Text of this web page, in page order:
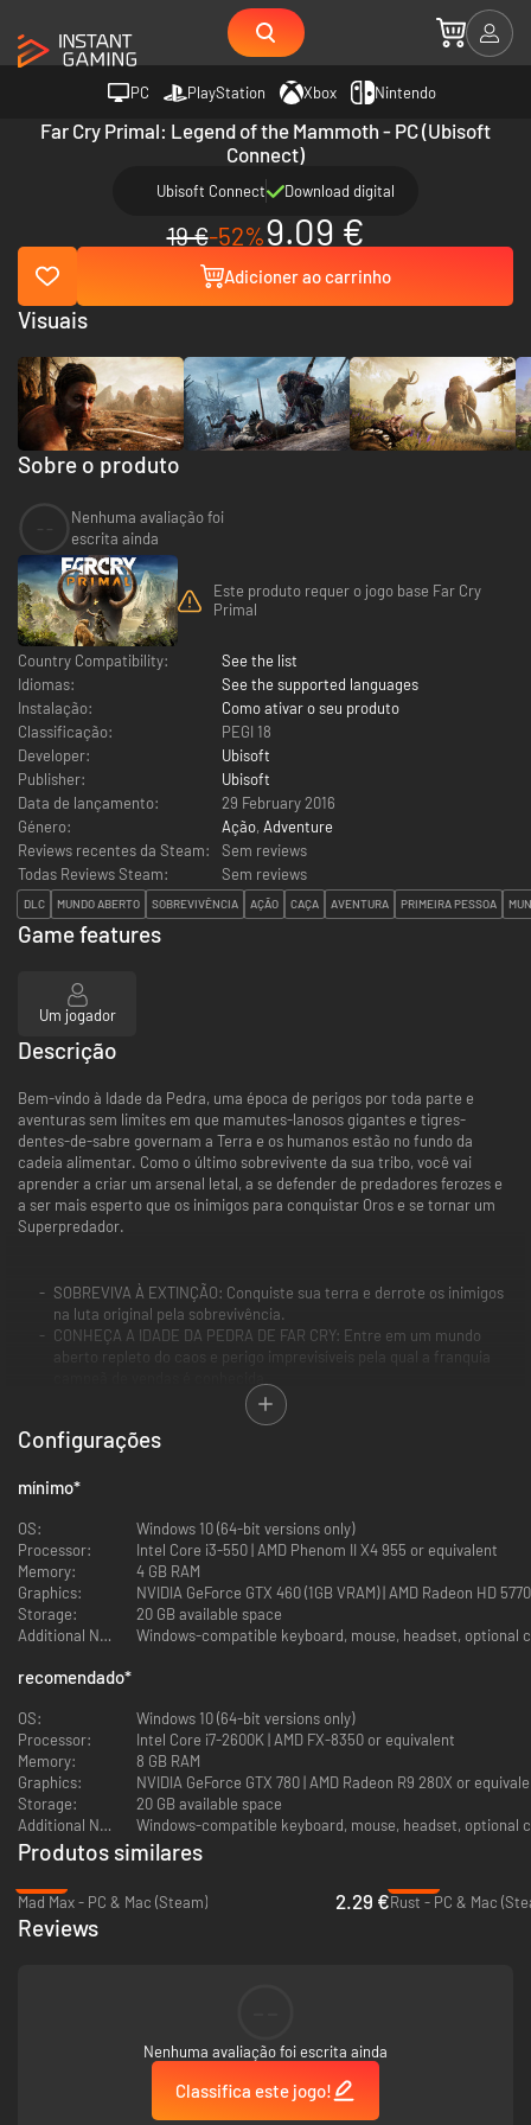
PC PlayStation Xbox Nintendo
Far Cry Primal: Legend of the Mammoth - PC (Ubisoft
Connect)
Ubisoft Connect Download digital
19 €-52%9.09 €
Adicioner ao carrinho
Sobre o produto
Nenhuma avaliação foi
escrita ainda
Este produto requer o jogo base Far Cry
Primal
Country Compatibility:
See the list
Idiomas:
See the supported languages
Instalação:
Como ativar o seu produto
Classificação:
PEGI 18
Developer:
Ubisoft
Publisher:
Ubisoft
Data de lançamento:
29 February 2016
Género:
Ação, Adventure
Reviews recentes da Steam:
Sem reviews
Todas Reviews Steam:
Sem reviews
DLC MUNDO ABERTO SOBREVIVÊNCIA AÇÃO CAÇA AVENTURA PRIMEIRA PESSOA
Visuais
Game features
Um jogador
Descrição
Bem-vindo à Idade da Pedra, uma época de perigos por toda parte e
aventuras sem limites em que mamutes-lanosos gigantes e tigres-
dentes-de-sabre governam a Terra e os humanos estão no fundo da
cadeia alimentar. Como o último sobrevivente da sua tribo, você vai
aprender a criar um arsenal letal, a se defender de predadores ferozes e
a ser mais esperto que os inimigos para conquistar Oros e se tornar um
Superpredador.
SOBREVIVA À EXTINÇÃO: Conquiste sua terra e derrote os inimigos
na luta original pela sobrevivência.
CONHEÇA A IDADE DA PEDRA DE FAR CRY: Entre em um mundo
aberto repleto do caos e perigo imprevisíveis pela qual a franquia
DERROTE FERAS ÉPICAS: Cace predadores perigosos, como o
selvagem tigre-dente-de-sabre e o esperto mamute-lanoso.
TORNE-SE O SUPERPREDADOR: Derrote as tribos perigosas de Oros
DESCUBRA O MUNDO LETAL DE OROS: Lute para sobreviver em
congelada e os pântanos escuros.
Configurações
mínimo*
OS:
Windows 10 (64-bit versions only)
Processor:
Intel Core i3-550 | AMD Phenom II X4 955 or equivalent
Memory:
4 GB RAM
Graphics:
NVIDIA GeForce GTX 460 (1GB VRAM) | AMD Radeon HD
Storage:
20 GB available space
Additional Notes:
recomendado*
OS:
Windows 10 (64-bit versions only)
Processor:
Intel Core i7-2600K | AMD FX-8350 or equivalent
Memory:
8 GB RAM
Graphics:
NVIDIA GeForce GTX 780 | AMD Radeon R9 280X or
Storage:
20 GB available space
Additional Notes:
Produtos similares
Mad Max - PC & Mac (Steam)
2.29 €Rust - PC & Mac
Reviews
Nenhuma avaliação foi escrita ainda
Classifica este jogo!